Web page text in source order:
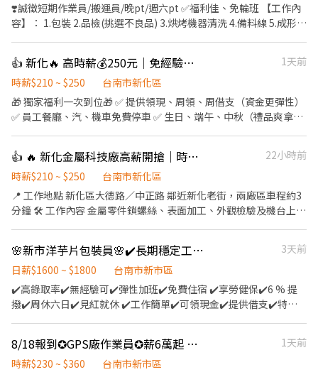
❣️誠徵短期作業員/搬運員/晚pt/週六pt ✅福利佳、免輪班 【工作內
容】： 1.包裝 2.品檢(挑選不良品) 3.烘烤機器清洗 4.備料線 5.成形包
動、端午、春節禮品、結婚禮金 ⭕️【法定】勞健保、團保、勞退
6％ ––––––––––––––––––––––––––––– ☀️【周休六日】 早班作
業員 08:00-17:00 月29500起 中午休息1小時⚠️工作間休:10:00、
15:00各休息10分鐘 早班搬運員 08:00-17:00 月29500+3500搬運津
包含津貼) 堆高機證照津貼3000(需有效期限內) 搬運津貼3500 中午
休息1小時⚠️工作間休:10:00、15:00各休息10分鐘 晚班PT➡️2-2.5
小時 ●上班日:周一至周五 ●17:30-20:00(有時會加班～22:00） ●
時薪196 假日PT➡️8-9小時 ●上班日:周六 ●08:10-17:00 ●時薪
196 【工作地點】 台南新化區中正路/關廟區關新路 （地點任選）
▃▃▃▃◑ 快速預約.詢問.報名 ◐▃▃▃▃ ⋆⁺₊⋆ 心動不如馬上行動
⋆⁺₊⋆ ⋆⁺₊⋆ 尋找合適喜歡的工作歡迎洽詢—汝汝⋆⁺₊⋆ ✅服務專員➠
➠@200ijkks (要加@唷) 加入後請截圖工作內容並填寫基本資料,快
速為您預約面試 ✅營業時間:08:30~17:30 午休12:00~13:00 ✅面試時
間:週一至週五 早上10:00 ~下午
👍 新化🔥 高時薪💰250元｜免經驗｜可周領｜固定班｜見紅休♦️HH
1天前
時薪$210 ~ $250
台南市新化區
🎁 獨家福利一次到位🎁 ✅ 提供領現、周領、周借支（資金更彈性）
✅ 員工餐廳、汽、機車免費停車 ✅ 生日、端午、中秋（禮品爽拿不
表面加工 🔸外觀檢驗 🔸機台上下料 💵 固定班別｜高時薪 ☀️ 日班｜
08:00－17:00 -時薪210元 ⚡不加班就有36K🙌 🌆 中班｜17:00－
01:30 -時薪230元 ⚡不加班就有40K🙌 🌙 夜班｜23:30－08:00 -時薪
250元 ⚡不加班就有44K🙌 📌 訂單穩，加班彈性，想賺多少自由選
要有經驗！ 只要願意學習，穩定出勤，加班收入更有感！ 📲【快速
應徵】名額有限！快卡位🔥 👩‍💼 聯絡人：王小姐 👉L I NE：
@210wzkur（記得加@） ⚡ 快速應徵連
結:https://lin.ee/OUkXrY4f 📞 手機：0909-824092 ☎️ 市話：06-
2040501 #21 🔺 不收取任何費用，安心應徵找工作
👍 🔥 新化金屬科技廠高薪開搶｜時薪最高250元｜固定班×週休六日｜免經驗可
22小時前
時薪$210 ~ $250
台南市新化區
📍 工作地點 新化區大德路／中正路 鄰近新化老街，兩廠區車程約3
分鐘 🛠️ 工作內容 金屬零件鎖螺絲、表面加工、外觀檢驗及機台上下
中班｜17:00～01:30｜時薪230元 夜班｜23:30～08:00｜時薪250元
※ 實際薪資依當月出勤天數及加班時數計算。 🎁 保障與福利 ✔ 週
休六日、見紅休 ✔ 勞保、健保、勞退6% ✔ 公司額外提供團保 ✔ 員
工餐廳、汽機車停車場 ✔ 三節禮盒 📲 快洽 首誠-洪小姐 📞 06-
週一～週四 10:00～16:00 可面試 ⚠️ 完全不收費！快速安排上班💰
📩 有興趣歡迎私訊了解！
🌸新市洋芋片包裝員🌸✔️長期穩定工作✔️高錄取✔️工作簡單 周休二日 免費住宿 可轉正
3天前
日薪$1600 ~ $1800
台南市新市區
✔️高錄取率✔️無經驗可✔️彈性加班✔️免費住宿 ✔️享勞健保✔️6 % 提
撥✔️周休六日✔️見紅就休 ✔️工作簡單✔️可領現金✔️提供借支✔️特殊
❤️ ━━━━ ♥應徵方式♥━━━━ ❶ 線上投遞履歷，媒合成功立
即與您聯繫 ❷ 搜尋賴 ID➣@positionhr (含@) 或點選網址"
8/18報到✪GPS廠作業員✪薪6萬起 無經驗可 免費交通車 見紅休 冷氣房YY
1天前
時薪$230 ~ $360
台南市新市區